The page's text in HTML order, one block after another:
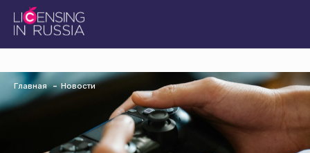
Главная Новости